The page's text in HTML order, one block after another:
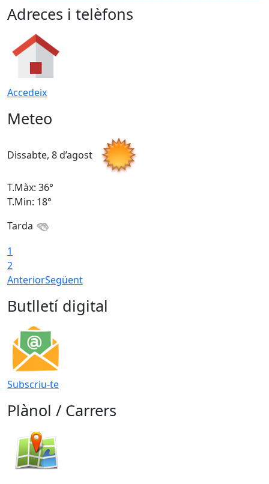
Adreces i telèfons
Accedeix
Meteo
Dissabte, 8 d’agost
T.Màx: 36°
T.Min: 18°
Tarda
1
2
AnteriorSegüent
Butlletí digital
Subscriu-te
Plànol / Carrers